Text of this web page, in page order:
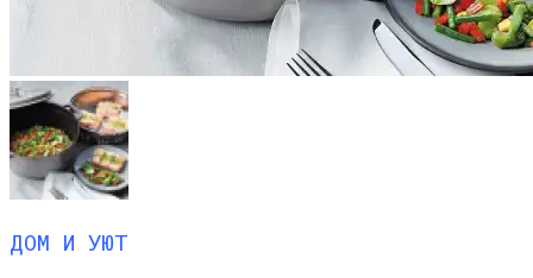
ДОМ И УЮТ